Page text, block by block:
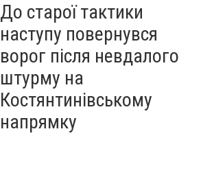
До старої тактики
наступу повернувся
ворог після невдалого
штурму на
Костянтинівському
напрямку